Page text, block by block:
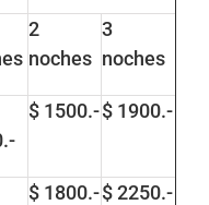
2
noches
3
noches
$ 1500.-$ 1900.-
$ 1800.-$ 2250.-